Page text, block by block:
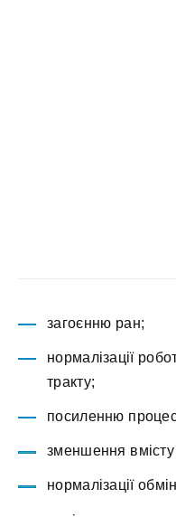
загоєнню ран;
нормалізації
тракту;
посиленню
зменшення вмісту
нормалізації